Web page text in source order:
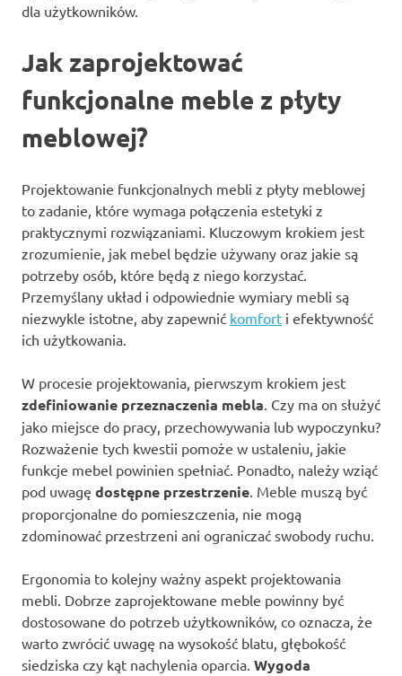
dla użytkowników.
Jak zaprojektować
funkcjonalne meble z płyty
meblowej?
Projektowanie funkcjonalnych mebli z płyty meblowej
to zadanie, które wymaga połączenia estetyki z
praktycznymi rozwiązaniami. Kluczowym krokiem jest
zrozumienie, jak mebel będzie używany oraz jakie są
potrzeby osób, które będą z niego korzystać.
Przemyślany układ i odpowiednie wymiary mebli są
niezwykle istotne, aby zapewnić komfort i efektywność
ich użytkowania.
W procesie projektowania, pierwszym krokiem jest
zdefiniowanie przeznaczenia mebla . Czy ma on służyć
jako miejsce do pracy, przechowywania lub wypoczynku?
Rozważenie tych kwestii pomoże w ustaleniu, jakie
funkcje mebel powinien spełniać. Ponadto, należy wziąć
pod uwagę dostępne przestrzenie . Meble muszą być
proporcjonalne do pomieszczenia, nie mogą
zdominować przestrzeni ani ograniczać swobody ruchu.
Ergonomia to kolejny ważny aspekt projektowania
mebli. Dobrze zaprojektowane meble powinny być
dostosowane do potrzeb użytkowników, co oznacza, że
warto zwrócić uwagę na wysokość blatu, głębokość
siedziska czy kąt nachylenia oparcia. Wygoda